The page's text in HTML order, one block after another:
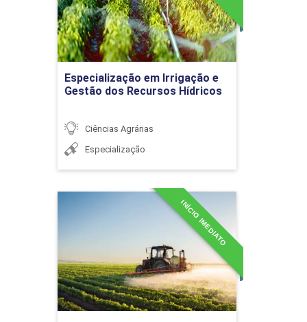
Indicadores da qualidade
higiênico-sanitária de
alimentos e padrões
alimentos
Controle de
microbiano nos alimentos
PROGRAMAS DE GESTÃO DA
QUALIDADE EM
ESTABELECIMENTOS
Especialização em Irrigação e
Gestão dos Recursos Hídricos
Ciências Agrárias
Especialização
Detalhes do curso
INÍCIO IMEDIATO
Especialização em Manejo
Integrado de Plantas
Daninhas
Detalhes do curso